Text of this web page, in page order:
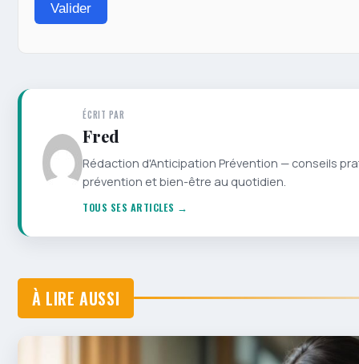
Valider
ÉCRIT PAR
Fred
Rédaction d'Anticipation Prévention — conseils
prévention et bien-être au quotidien.
TOUS SES ARTICLES →
À LIRE AUSSI